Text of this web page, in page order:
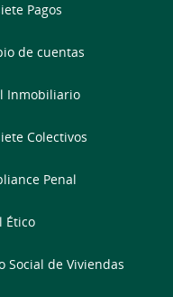
Pagos
de cuentas
Inmobiliario
Colectivos
Penal
Ético
Social de Viviendas